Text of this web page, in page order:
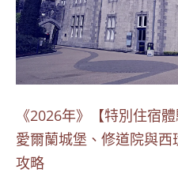
《2026年》【特別住宿
愛爾蘭城堡、修道院與
攻略